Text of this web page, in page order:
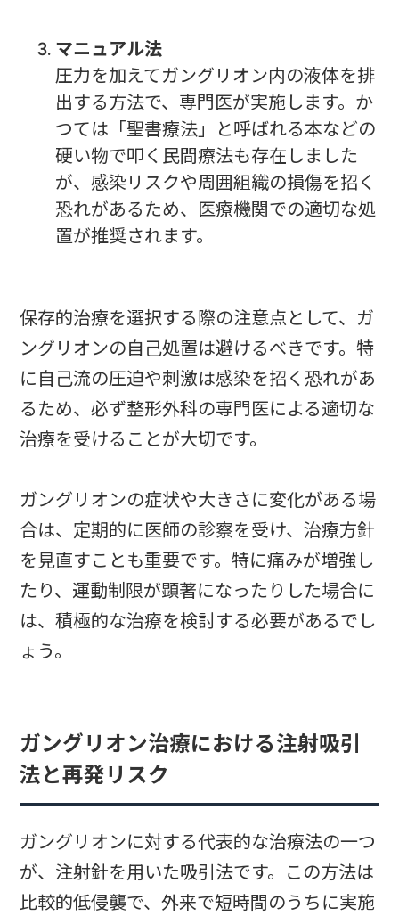
マニュアル法
圧力を加えてガングリオン内の液体を排
出する方法で、専門医が実施します。か
つては「聖書療法」と呼ばれる本などの
硬い物で叩く民間療法も存在しました
が、感染リスクや周囲組織の損傷を招く
恐れがあるため、医療機関での適切な処
置が推奨されます。
保存的治療を選択する際の注意点として、ガ
ングリオンの自己処置は避けるべきです。特
に自己流の圧迫や刺激は感染を招く恐れがあ
るため、必ず整形外科の専門医による適切な
治療を受けることが大切です。
ガングリオンの症状や大きさに変化がある場
合は、定期的に医師の診察を受け、治療方針
を見直すことも重要です。特に痛みが増強し
たり、運動制限が顕著になったりした場合に
は、積極的な治療を検討する必要があるでし
ょう。
ガングリオン治療における注射吸引
法と再発リスク
ガングリオンに対する代表的な治療法の一つ
が、注射針を用いた吸引法です。この方法は
比較的低侵襲で、外来で短時間のうちに実施